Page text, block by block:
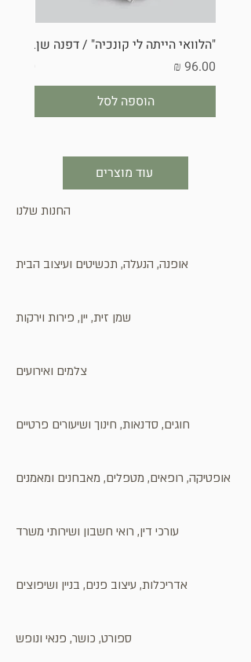
"הלוואי הייתה לי קונכיה" / דפנה שן
מחיר
הוספה לסל
בובת
עוד מוצרים
החנות שלנו
אופנה, הנעלה, תכשיטים ועיצוב הבית
שמן זית, יין, פירות וירקות
צלמים ואירועים
חוגים, סדנאות, חינוך ושיעורים פרטיים
אופטיקה, רופאים, מטפלים, מאבחנים ומאמנים
עורכי דין, רואי חשבון ושירותי משרד
אדריכלות, עיצוב פנים, בניין ושיפוצים
ספורט, כושר, פנאי ונופש